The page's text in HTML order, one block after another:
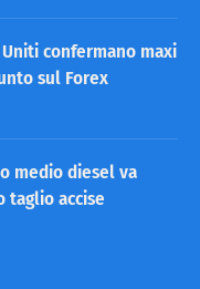
confermano maxi
sul Forex
medio diesel va
taglio accise